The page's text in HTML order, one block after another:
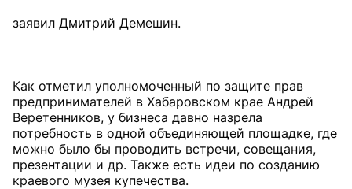
заявил Дмитрий Демешин.
Как отметил уполномоченный по защите прав
предпринимателей в Хабаровском крае Андрей
Веретенников, у бизнеса давно назрела
потребность в одной объединяющей площадке, где
можно было бы проводить встречи, совещания,
презентации и др. Также есть идеи по созданию
краевого музея купечества.